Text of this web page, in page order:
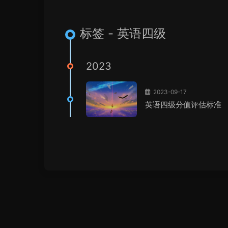
标签 - 英语四级
2023
2023-09-17
英语四级分值评估标准